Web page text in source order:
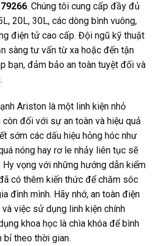
. Chúng tôi cung cấp đầy đủ
20L, 30L, các dòng bình vuông,
điện tử cao cấp. Đội ngũ kỹ thuật
sàng tư vấn từ xa hoặc đến tận
bạn, đảm bảo an toàn tuyệt đối và
Ariston là một linh kiện nhỏ
đối với sự an toàn và hiệu quả
sớm các dấu hiệu hỏng hóc như
nóng hay rơ le nhảy liên tục sẽ
vọng với những hướng dẫn kiểm
có thêm kiến thức để chăm sóc
đình mình. Hãy nhớ, an toàn điện
việc sử dụng linh kiện chính
khoa học là chìa khóa để bình
bỉ theo thời gian.